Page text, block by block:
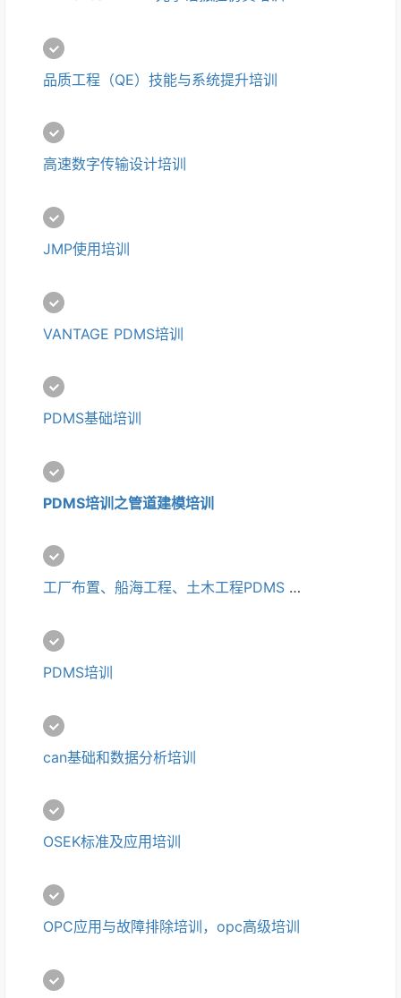
品质工程（QE）技能与系统提升培训
高速数字传输设计培训
JMP使用培训
VANTAGE PDMS培训
PDMS基础培训
PDMS培训 之管道建模培训
工厂布置、船海工程、土木工程PDMS 培训
PDMS培训
can基础和数据分析培训
OSEK标准及应用培训
OPC应用与故障排除培训，opc高级培训